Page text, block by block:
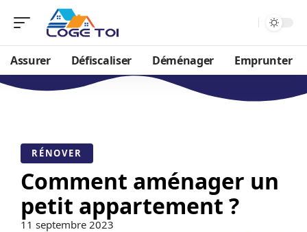
Assurer Défiscaliser Déménager Emprunter
RÉNOVER
Comment aménager un
petit appartement ?
11 septembre 2023